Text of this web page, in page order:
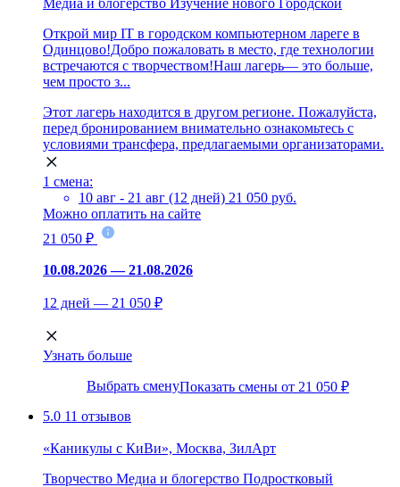
Открой мир IT в городском компьютерном лареге в
Одинцово!Добро пожаловать в место, где технологии
встречаются с творчеством!Наш лагерь— это больше,
чем просто з...
Этот лагерь находится в другом регионе. Пожалуйста,
перед бронированием внимательно ознакомьтесь с
условиями трансфера, предлагаемыми организаторами.
1 смена:
10 авг - 21 авг (12 дней) 21 050 руб.
Можно оплатить на сайте
21 050 ₽
10.08.2026 — 21.08.2026
12 дней — 21 050 ₽
Узнать больше
Выбрать сменуПоказать смены от 21 050 ₽
5.0 11 отзывов
«Каникулы с КиВи», Москва, ЗилАрт
Творчество Медиа и блогерство Подростковый